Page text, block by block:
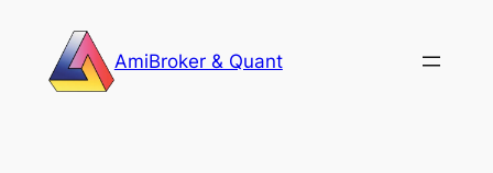
content
AmiBroker & Quant